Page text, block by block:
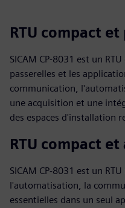
RTU compact
SICAM CP‑8031 est un
passerelles et les
communication,
une acquisition et une
des espaces d'installation
RTU compact
SICAM CP-8031 est un
l'automatisation, la
essentielles dans un seul